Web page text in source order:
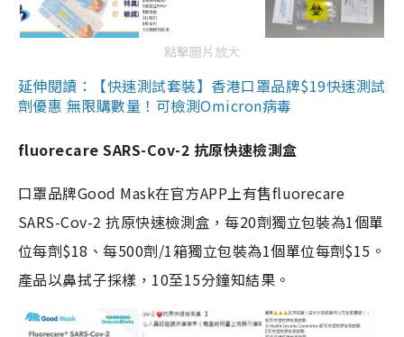
點擊圖片放大
延伸閱讀：【快速測試套裝】香港口罩品牌$19快速測試
劑優惠 無限購數量！可檢測Omicron病毒
fluorecare SARS-Cov-2 抗原快速檢測盒
口罩品牌Good Mask在官方APP上有售fluorecare
SARS-Cov-2 抗原快速檢測盒，每20劑獨立包裝為1個單
位每劑$18、每500劑/1箱獨立包裝為1個單位每劑$15。
產品以鼻拭子採樣，10至15分鐘知結果。